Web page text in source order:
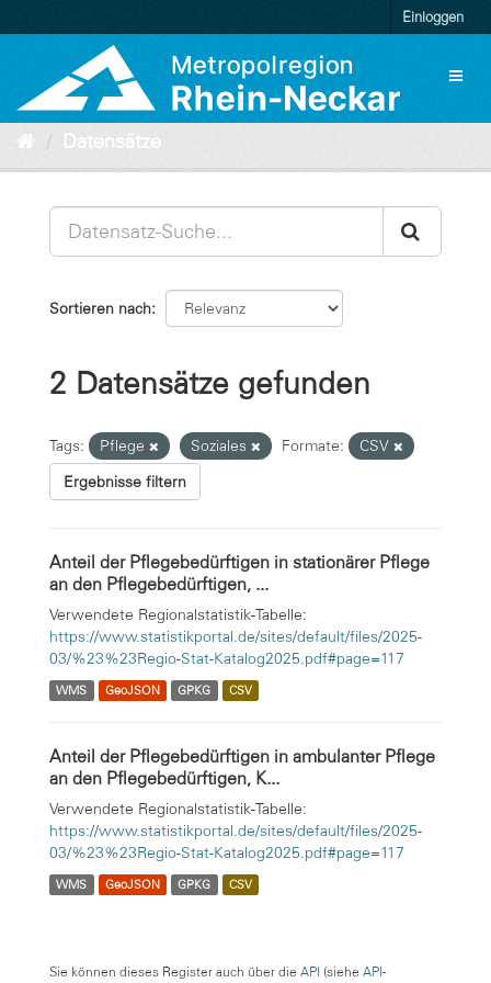
zum
Einloggen
Datensätze
Sortieren nach
2 Datensätze gefunden
Tags: Pflege Soziales Formate:
CSV
Ergebnisse filtern
Anteil der Pflegebedürftigen in stationärer Pflege
an den Pflegebedürftigen, ...
Verwendete Regionalstatistik-Tabelle:
https://www.statistikportal.de/sites/default/files/2025-
03/%23%23Regio-Stat-Katalog2025.pdf#page=117
WMS GeoJSON GPKG CSV
Anteil der Pflegebedürftigen in ambulanter Pflege
an den Pflegebedürftigen, K...
Verwendete Regionalstatistik-Tabelle:
https://www.statistikportal.de/sites/default/files/2025-
03/%23%23Regio-Stat-Katalog2025.pdf#page=117
WMS GeoJSON GPKG CSV
Sie können dieses Register auch über die API (siehe API-